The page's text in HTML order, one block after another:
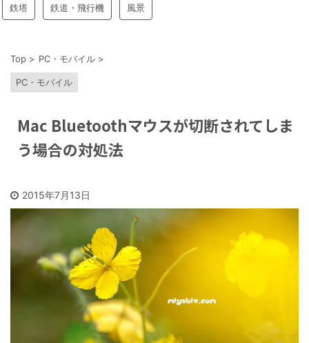
鉄塔 鉄道・飛行機 風景
Top > PC・モバイル >
PC・モバイル
Mac Bluetoothマウスが切断されてしま
う場合の対処法
2015年7月13日